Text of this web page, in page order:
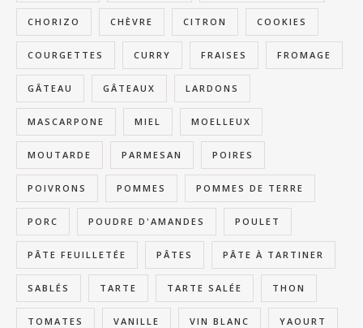
CHORIZO CHÈVRE CITRON COOKIES
COURGETTES CURRY FRAISES FROMAGE
GÂTEAU GÂTEAUX LARDONS
MASCARPONE MIEL MOELLEUX
MOUTARDE PARMESAN POIRES
POIVRONS POMMES POMMES DE TERRE
PORC POUDRE D'AMANDES POULET
PÂTE FEUILLETÉE PÂTES PÂTE À TARTINER
SABLÉS TARTE TARTE SALÉE THON
TOMATES VANILLE VIN BLANC YAOURT